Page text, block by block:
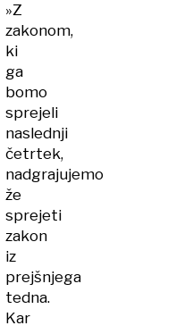
»Z
zakonom,
ki
ga
bomo
sprejeli
naslednji
četrtek,
nadgrajujemo
že
sprejeti
zakon
iz
prejšnjega
tedna.
Kar